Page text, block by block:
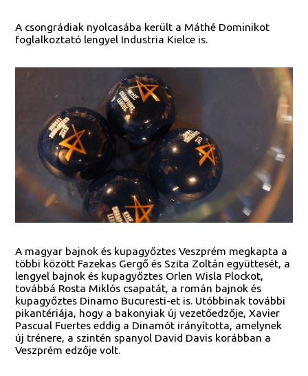
A csongrádiak nyolcasába került a Máthé Dominikot
foglalkoztató lengyel Industria Kielce is.
A magyar bajnok és kupagyőztes Veszprém megkapta a
többi között Fazekas Gergő és Szita Zoltán együttesét, a
lengyel bajnok és kupagyőztes Orlen Wisla Plockot,
továbbá Rosta Miklós csapatát, a román bajnok és
kupagyőztes Dinamo Bucuresti-et is. Utóbbinak további
pikantériája, hogy a bakonyiak új vezetőedzője, Xavier
Pascual Fuertes eddig a Dinamót irányította, amelynek
új trénere, a szintén spanyol David Davis korábban a
Veszprém edzője volt.